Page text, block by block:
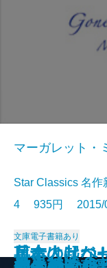
日本人はな
兵士は起つ
マーガレット・
Star Classics 名
4 935円 2015/
文庫電子書籍あり
革命のリ
日本人はな